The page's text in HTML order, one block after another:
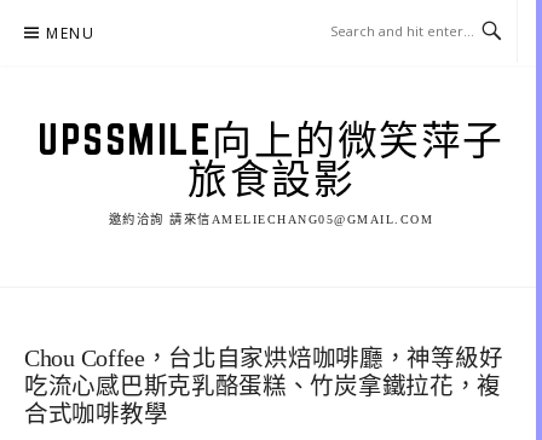
MENU
UPSSMILE向上的微笑萍子
旅食設影
邀約洽詢 請來信AMELIECHANG05@GMAIL.COM
Chou Coffee，台北自家烘焙咖啡廳，神等級好
吃流心感巴斯克乳酪蛋糕、竹炭拿鐵拉花，複
合式咖啡教學